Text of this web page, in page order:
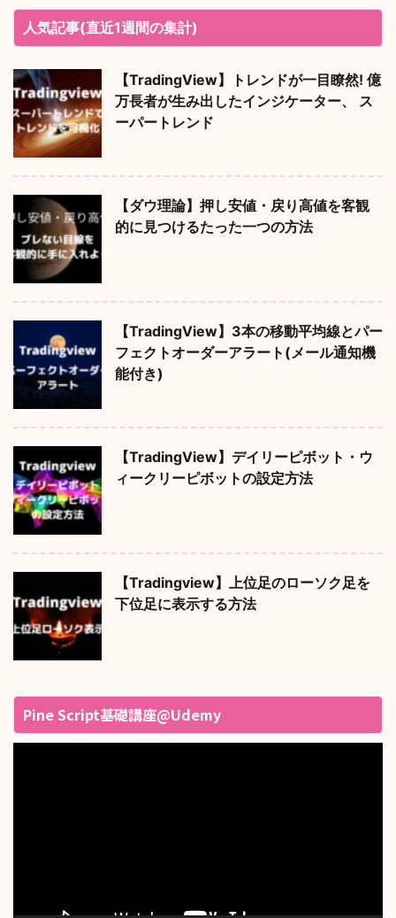
人気記事(直近1週間の集計)
【TradingView】トレンドが一目瞭然! 億
万長者が生み出したインジケーター、 ス
ーパートレンド
【ダウ理論】押し安値・戻り高値を客観
的に見つけるたった一つの方法
【TradingView】3本の移動平均線とパー
フェクトオーダーアラート(メール通知機
能付き)
【TradingView】デイリーピボット・ウ
ィークリーピボットの設定方法
【Tradingview】上位足のローソク足を
下位足に表示する方法
Pine Script基礎講座@Udemy